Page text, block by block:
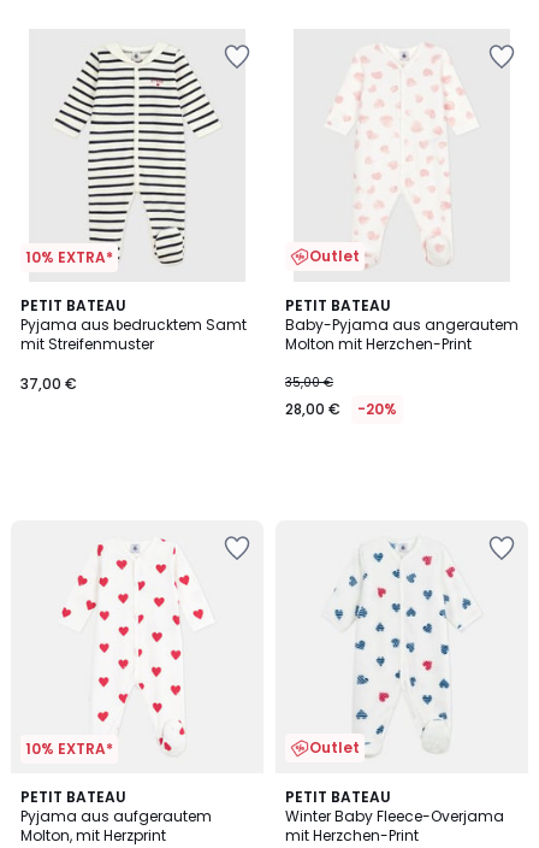
10% EXTRA*
PETIT BATEAU
Pyjama aus bedrucktem Samt
mit Streifenmuster
37,00 €
Outlet
PETIT BATEAU
Baby-Pyjama aus angerautem
Molton mit Herzchen-Print
35,00 €
28,00 € -20%
10% EXTRA*
PETIT BATEAU
Pyjama aus aufgerautem
Molton, mit Herzprint
Outlet
PETIT BATEAU
Winter Baby Fleece-Overjama
mit Herzchen-Print
3
/
5